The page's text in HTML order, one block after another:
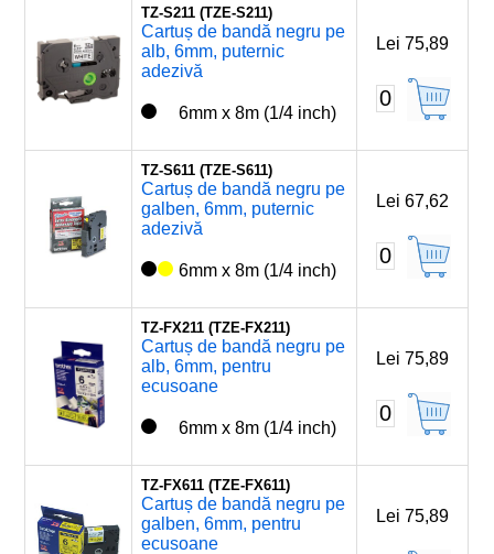
TZ-S211 (TZE-S211)
Cartuș de bandă negru pe
alb, 6mm, puternic
adezivă
6mm x 8m (1/4 inch)
Lei 75,89
0
TZ-S611 (TZE-S611)
Cartuș de bandă negru pe
galben, 6mm, puternic
adezivă
6mm x 8m (1/4 inch)
Lei 67,62
0
TZ-FX211 (TZE-FX211)
Cartuș de bandă negru pe
alb, 6mm, pentru
ecusoane
6mm x 8m (1/4 inch)
Lei 75,89
0
TZ-FX611 (TZE-FX611)
Cartuș de bandă negru pe
galben, 6mm, pentru
ecusoane
Lei 75,89